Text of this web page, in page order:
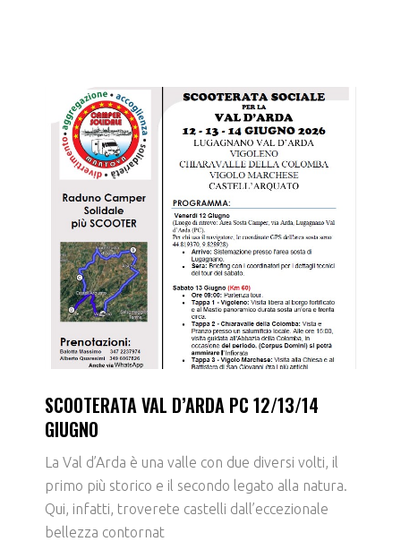
SCOOTERATA VAL D’ARDA PC 12/13/14
GIUGNO
La Val d’Arda è una valle con due diversi volti, il
primo più storico e il secondo legato alla natura.
Qui, infatti, troverete castelli dall’eccezionale
bellezza contornat